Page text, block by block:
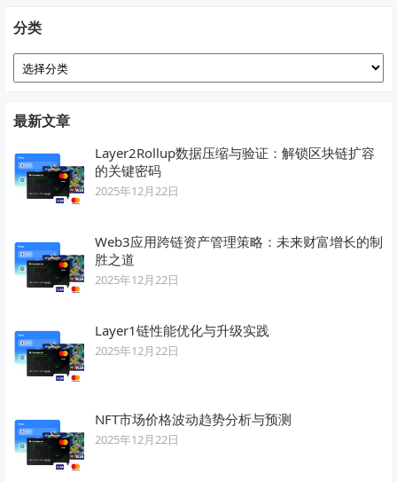
分类
分
类
最新文章
Layer2Rollup数据压缩与验证：解锁区块链扩容
的关键密码
2025年12月22日
Web3应用跨链资产管理策略：未来财富增长的制
胜之道
2025年12月22日
Layer1链性能优化与升级实践
2025年12月22日
NFT市场价格波动趋势分析与预测
2025年12月22日